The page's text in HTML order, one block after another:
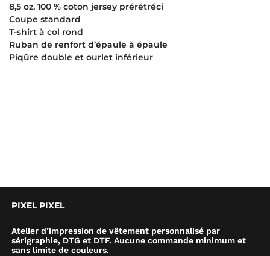
8,5 oz, 100 % coton jersey prérétréci
Coupe standard
T-shirt à col rond
Ruban de renfort d’épaule à épaule
Piqûre double et ourlet inférieur
PIXEL PIXEL
Atelier d’impression de vêtement personnalisé par
sérigraphie, DTG et DTF. Aucune commande minimum et
sans limite de couleurs.